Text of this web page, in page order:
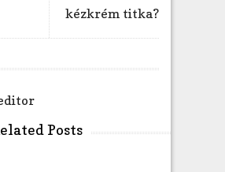
s
e
kézkrém titka?
Posts